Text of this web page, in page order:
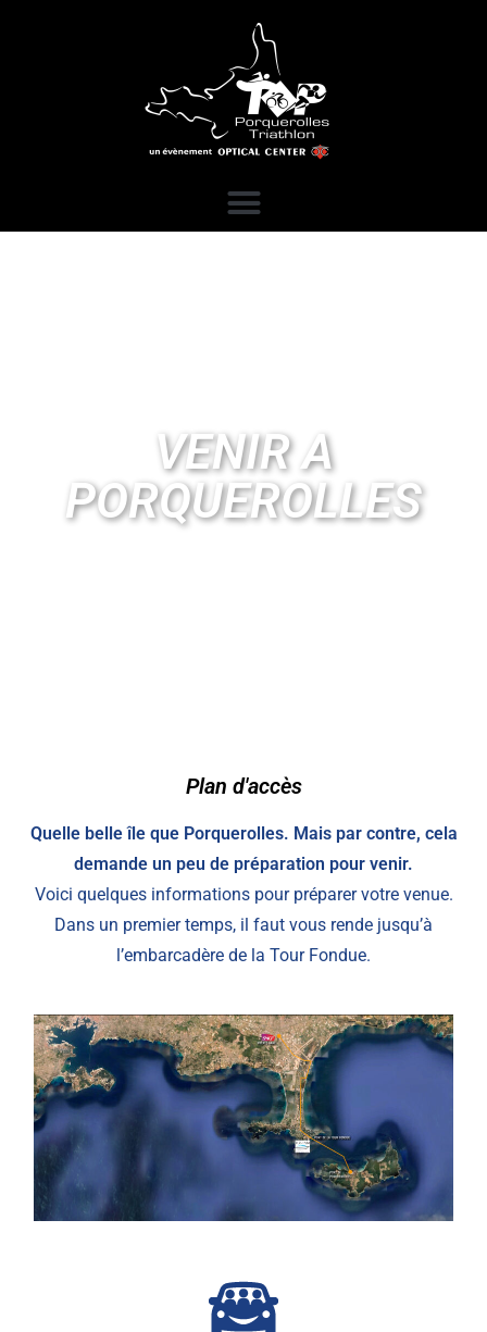
VENIR A
PORQUEROLLES
Plan d'accès
Quelle belle île que Porquerolles. Mais par contre, cela
demande un peu de préparation pour venir.
Voici quelques informations pour préparer votre venue.
Dans un premier temps, il faut vous rende jusqu’à
l’embarcadère de la Tour Fondue.